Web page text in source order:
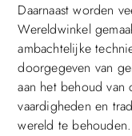
Daarnaast worden
Wereldwinkel
ambachtelijke
doorgegeven van
aan het behoud
vaardigheden en
wereld te behouden.